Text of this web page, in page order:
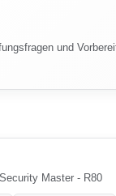
und
Master - R80